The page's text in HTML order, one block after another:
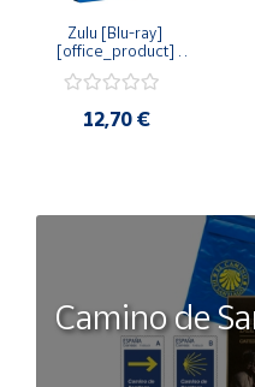
Zulu [Blu-ray]
[office_product]
12,70 €
Camino de